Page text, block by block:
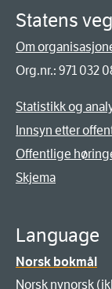
Statens
Om
Org.nr.: 971 032
Statistikk og
Innsyn etter
Offentlige
Skjema
Language
Norsk bokmål
Norsk nynorsk